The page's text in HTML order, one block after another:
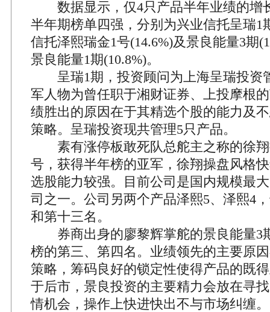
数据显示，仅4只产品半年业绩的增
半年期榜单四强，分别为兴业信托呈瑞1
信托泽熙瑞金1号(14.6%)及景良能量3期
景良能量1期(10.8%)。
呈瑞1期，投资顾问为上海呈瑞投资
军人物为曾任职于湘财证券、上投摩根
绩胜出的原因在于其精选个股的能力及
策略。呈瑞投资现共管理5只产品。
素有涨停板敢死队总舵主之称的徐翔
号，获得半年榜的亚军，徐翔操盘风格
选股能力较强。目前公司是国内规模最
司之一。公司另两个产品泽熙5、泽熙4
和第十三名。
券商出身的廖黎辉掌舵的景良能量3
榜的第三、第四名。业绩领先的主要原
策略，筹码良好的锁定性使得产品的既
于后市，景良投资的主要精力会放在寻
情机会，操作上快进快出不与市场纠缠。